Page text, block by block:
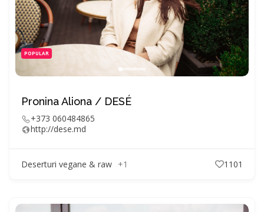
POPULAR
Pronina Aliona / DESÉ
+373 060484865
http://dese.md
Deserturi vegane & raw +1 1101